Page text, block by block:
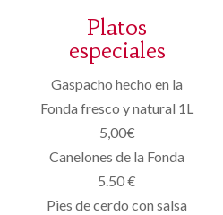
Platos
especiales
Gaspacho hecho en la
Fonda fresco y natural 1L
5,00€
Canelones de la Fonda
5.50 €
Pies de cerdo con salsa